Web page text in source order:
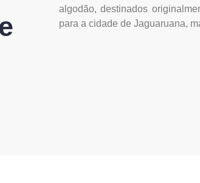
algodão, destinados
para a cidade de Jaguaruana,